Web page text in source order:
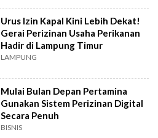
Urus Izin Kapal Kini Lebih Dekat!
Gerai Perizinan Usaha Perikanan
Hadir di Lampung Timur
LAMPUNG
Mulai Bulan Depan Pertamina
Gunakan Sistem Perizinan Digital
Secara Penuh
BISNIS